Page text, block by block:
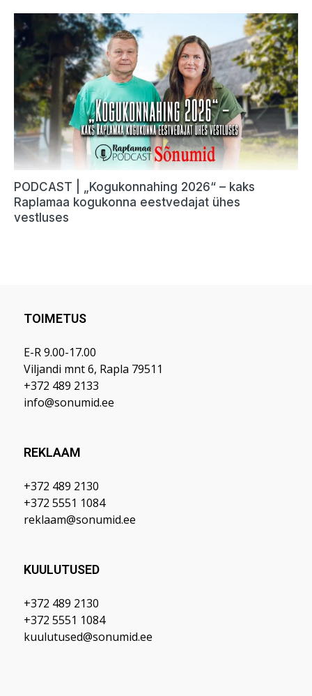
TOIMETUS
E-R 9.00-17.00
Viljandi mnt 6, Rapla 79511
+372 489 2133
info@sonumid.ee
REKLAAM
+372 489 2130
+372 5551 1084
reklaam@sonumid.ee
KUULUTUSED
+372 489 2130
+372 5551 1084
kuulutused@sonumid.ee